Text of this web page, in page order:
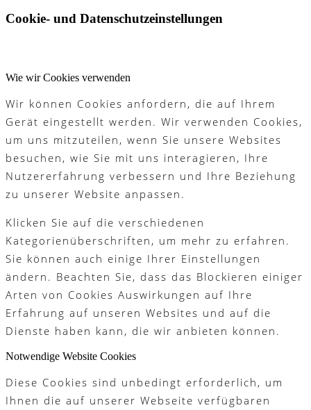
Cookie- und Datenschutzeinstellungen
Wie wir Cookies verwenden
Wir können Cookies anfordern, die auf Ihrem
Gerät eingestellt werden. Wir verwenden Cookies,
um uns mitzuteilen, wenn Sie unsere Websites
besuchen, wie Sie mit uns interagieren, Ihre
Nutzererfahrung verbessern und Ihre Beziehung
zu unserer Website anpassen.
Klicken Sie auf die verschiedenen
Kategorienüberschriften, um mehr zu erfahren.
Sie können auch einige Ihrer Einstellungen
ändern. Beachten Sie, dass das Blockieren einiger
Arten von Cookies Auswirkungen auf Ihre
Erfahrung auf unseren Websites und auf die
Dienste haben kann, die wir anbieten können.
Notwendige Website Cookies
Diese Cookies sind unbedingt erforderlich, um
Ihnen die auf unserer Webseite verfügbaren